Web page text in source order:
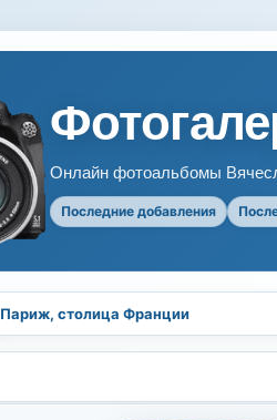
Онлайн фотоальбомы
Последние добавления
Париж, столица Франции